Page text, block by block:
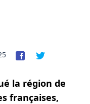
la région de
françaises,